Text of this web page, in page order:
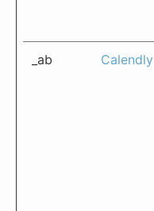
_ab Calendly